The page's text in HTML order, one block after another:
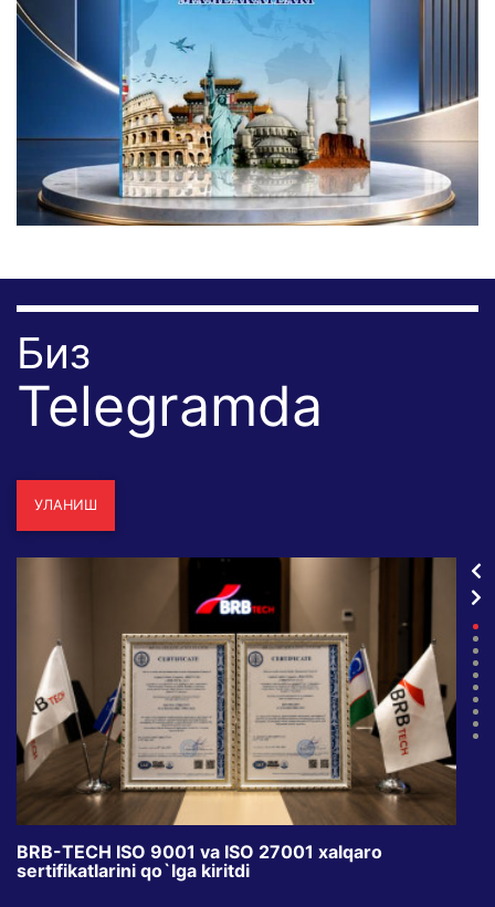
Биз
Telegramda
УЛАНИШ
BRB-TECH ISO 9001 va ISO 27001 xalqaro
sertifikatlarini qo`lga kiritdi